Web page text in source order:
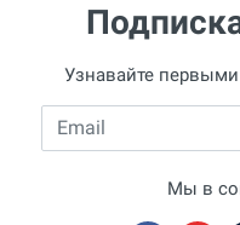
Узнавайте
Email
Мы в